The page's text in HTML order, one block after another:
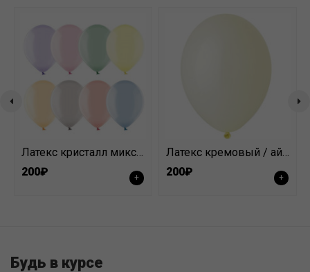
Латекс кристалл микс 30 см
200₽
+
Латекс кремовый / айвори/ ванильный30 см
200₽
+
Будь в курсе